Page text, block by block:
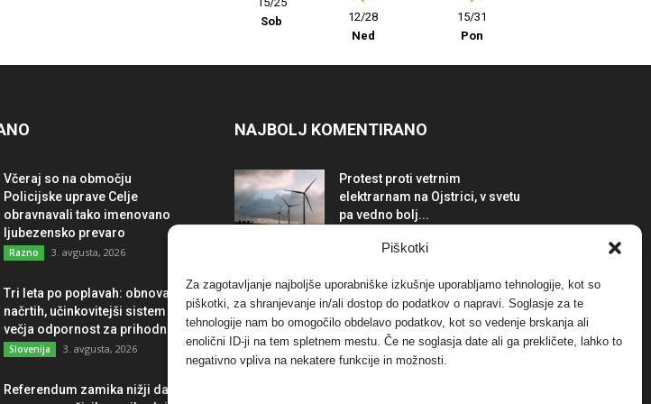
Piškotki
Za zagotavljanje najboljše uporabniške izkušnje uporabljamo tehnologije, kot so
piškotki, za shranjevanje in/ali dostop do podatkov o napravi. Soglasje za te
tehnologije nam bo omogočilo obdelavo podatkov, kot so vedenje brskanja ali
enolični ID-ji na tem spletnem mestu. Če ne soglasja date ali ga prekličete, lahko to
negativno vpliva na nekatere funkcije in možnosti.
Sob
12/28
Ned
15/31
Pon
Včeraj so na območju
Policijske uprave Celje
obravnavali tako imenovano
ljubezensko prevaro
Razno 3. avgusta, 2026
Tri leta po poplavah: obnova po
načrtih, učinkovitejši sistem in
večja odpornost za prihodnost
Slovenija 3. avgusta, 2026
Referendum zamika nižji davek
NAJBOLJ KOMENTIRANO
Protest proti vetrnim
elektrarnam na Ojstrici, v svetu
pa vedno bolj...
elektrarnam Verbund
Dogodki 29. januarja, 2018
FOTO: Razstava cvetličarskega